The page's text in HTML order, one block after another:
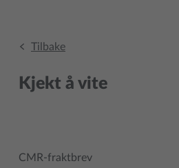
Tilbake
Kjekt å vite
CMR-fraktbrev